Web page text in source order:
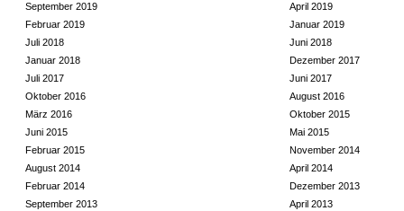
September 2019
April 2019
Februar 2019
Januar 2019
Juli 2018
Juni 2018
Januar 2018
Dezember 2017
Juli 2017
Juni 2017
Oktober 2016
August 2016
März 2016
Oktober 2015
Juni 2015
Mai 2015
Februar 2015
November 2014
August 2014
April 2014
Februar 2014
Dezember 2013
September 2013
April 2013